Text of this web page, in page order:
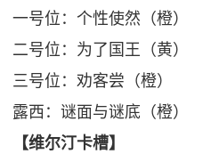
一号位：个性使然（橙）
二号位：为了国王（黄）
三号位：劝客尝（橙）
露西：谜面与谜底（橙）
【维尔汀卡槽】